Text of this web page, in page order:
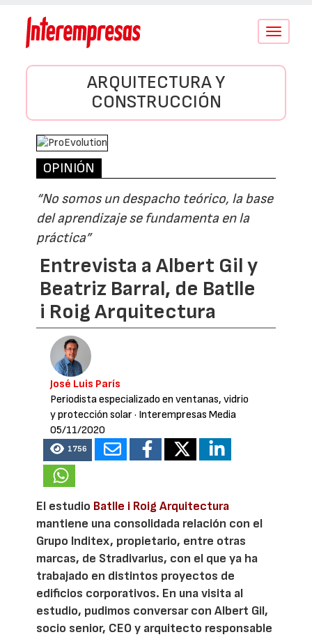
Conmutar
ARQUITECTURA Y
CONSTRUCCIÓN
OPINIÓN
“No somos un despacho teórico, la base
del aprendizaje se fundamenta en la
práctica”
Entrevista a Albert Gil y
Beatriz Barral, de Batlle
i Roig Arquitectura
José Luis París
Periodista especializado en ventanas, vidrio
y protección solar · Interempresas Media
05/11/2020
1756
El estudio Batlle i Roig Arquitectura
mantiene una consolidada relación con el
Grupo Inditex, propietario, entre otras
marcas, de Stradivarius, con el que ya ha
trabajado en distintos proyectos de
edificios corporativos. En una visita al
estudio, pudimos conversar con Albert Gil,
socio senior, CEO y arquitecto responsable